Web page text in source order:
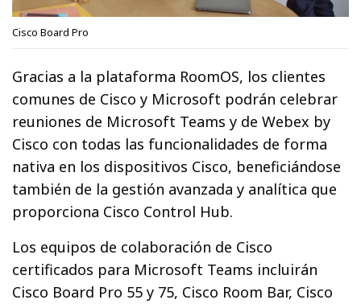
Cisco Board Pro
Gracias a la plataforma RoomOS, los clientes
comunes de Cisco y Microsoft podrán celebrar
reuniones de Microsoft Teams y de Webex by
Cisco con todas las funcionalidades de forma
nativa en los dispositivos Cisco, beneficiándose
también de la gestión avanzada y analítica que
proporciona Cisco Control Hub.
Los equipos de colaboración de Cisco
certificados para Microsoft Teams incluirán
Cisco Board Pro 55 y 75, Cisco Room Bar, Cisco